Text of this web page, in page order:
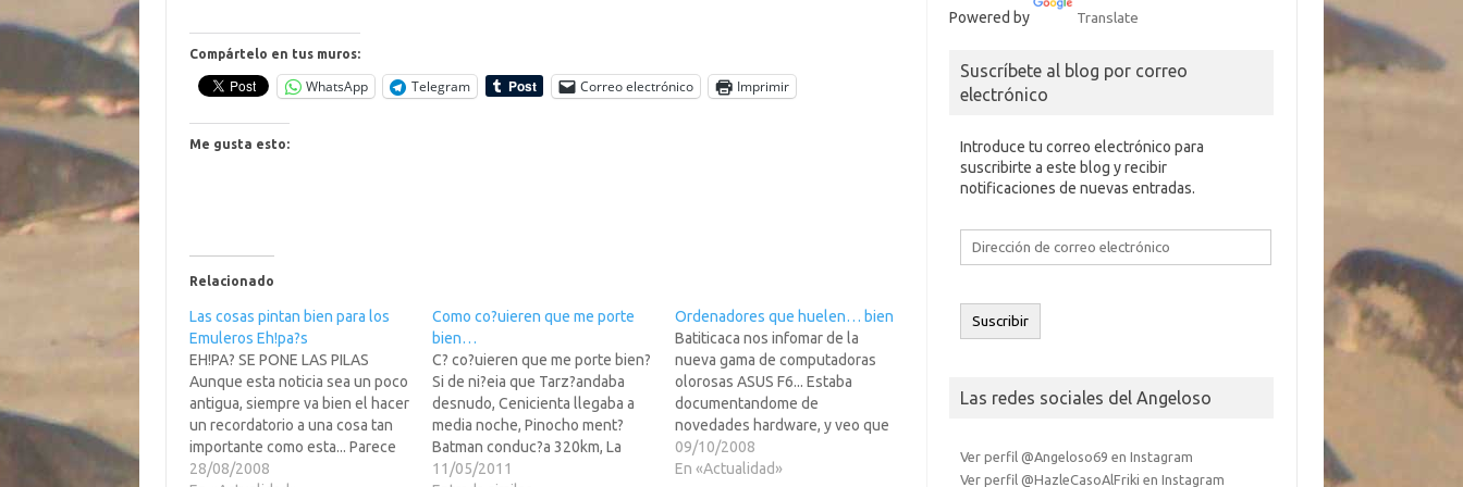
Compártelo en tus muros:
WhatsApp Telegram Correo electrónico Imprimir
Me gusta esto:
Relacionado
Las cosas pintan bien para los
Emuleros Eh!pa?s
EH!PA? SE PONE LAS PILAS
Aunque esta noticia sea un poco
antigua, siempre va bien el hacer
un recordatorio a una cosa tan
importante como esta... Parece
que en Eh!pa?a cosa pinta bien
28/08/2008
Como co?uieren que me porte
bien…
C? co?uieren que me porte bien?
Si de ni?eia que Tarz?andaba
desnudo, Cenicienta llegaba a
media noche, Pinocho ment?
Batman conduc?a 320km, La
Bella Durmiente todo el dia
11/05/2011
Ordenadores que huelen… bien
Batiticaca nos infomar de la
nueva gama de computadoras
olorosas ASUS F6... Estaba
documentandome de
novedades hardware, y veo que
ASUS lanz?mputadoras
aromatizadas y con colores. Se
09/10/2008
En «Actualidad»
Powered by Translate
Suscríbete al blog por correo
electrónico
Introduce tu correo electrónico para
suscribirte a este blog y recibir
notificaciones de nuevas entradas.
Dirección
electrónico
Suscribir
Las redes sociales del Angeloso
Ver perfil @Angeloso69 en Instagram
Ver perfil @HazleCasoAlFriki en Instagram